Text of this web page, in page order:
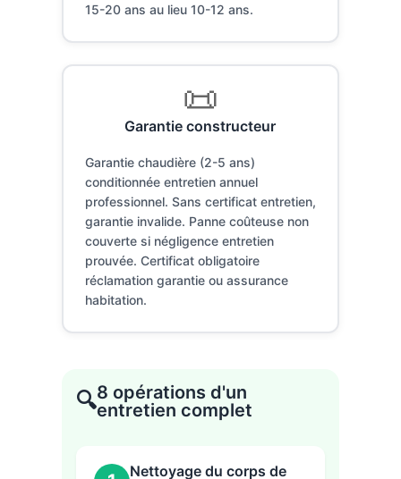
15-20 ans au lieu 10-12 ans.
📜
Garantie constructeur
Garantie chaudière (2-5 ans)
conditionnée entretien annuel
professionnel. Sans certificat entretien,
garantie invalide. Panne coûteuse non
couverte si négligence entretien
prouvée. Certificat obligatoire
réclamation garantie ou assurance
habitation.
🔍8 opérations d'un
entretien complet
Nettoyage du corps de